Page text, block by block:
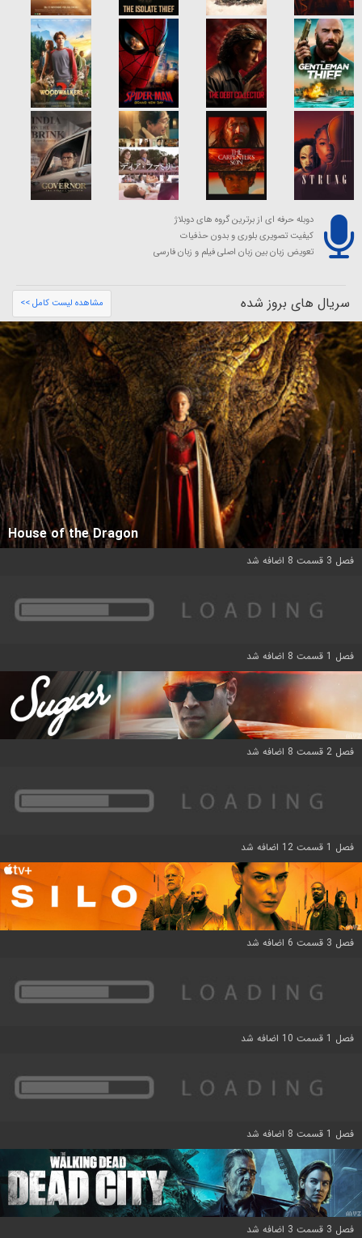
دوبله حرفه ای از برترین گروه های دوبلاژ
کیفیت تصویری بلوری و بدون حذفیات
تعویض زبان بین زبان اصلی فیلم و زبان فارسی
سریال های بروز شده مشاهده لیست کامل >>
House of the Dragon
فصل 3 قسمت 8 اضافه شد
فصل 1 قسمت 8 اضافه شد
فصل 2 قسمت 8 اضافه شد
فصل 1 قسمت 12 اضافه شد
فصل 3 قسمت 6 اضافه شد
فصل 1 قسمت 10 اضافه شد
فصل 1 قسمت 8 اضافه شد
فصل 3 قسمت 3 اضافه شد